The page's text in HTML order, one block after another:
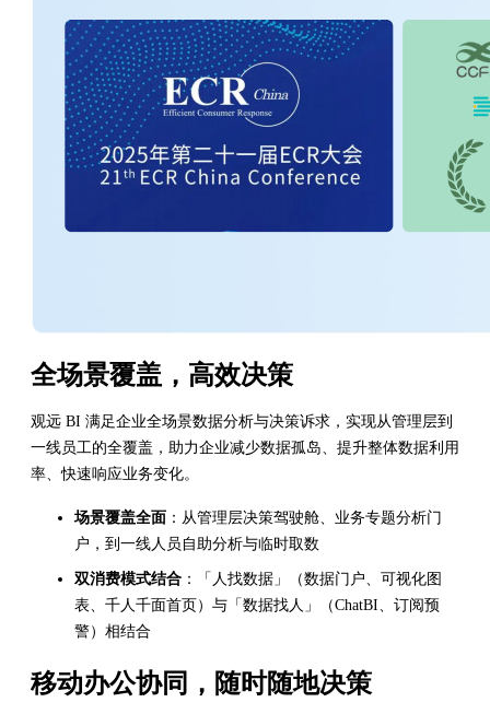
全场景覆盖，高效决策
观远 BI 满足企业全场景数据分析与决策诉求，实现从管理层到
一线员工的全覆盖，助力企业减少数据孤岛、提升整体数据利用
率、快速响应业务变化。
场景覆盖全面 ：从管理层决策驾驶舱、业务专题分析门
户，到一线人员自助分析与临时取数
双消费模式结合 ：「人找数据」（数据门户、可视化图
表、千人千面首页）与「数据找人」（ChatBI、订阅预
警）相结合
移动办公协同，随时随地决策